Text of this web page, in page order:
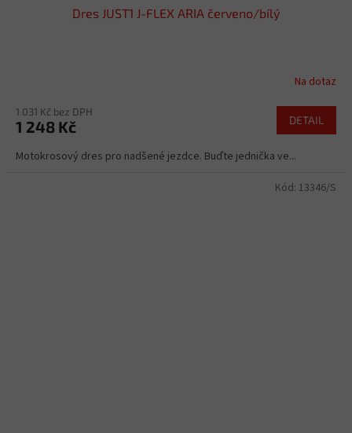
Dres JUST1 J-FLEX ARIA červeno/bílý
Na dotaz
1 031 Kč bez DPH
1 248 Kč DETAIL
Motokrosový dres pro nadšené jezdce. Buďte jednička ve...
Kód: 13346/S